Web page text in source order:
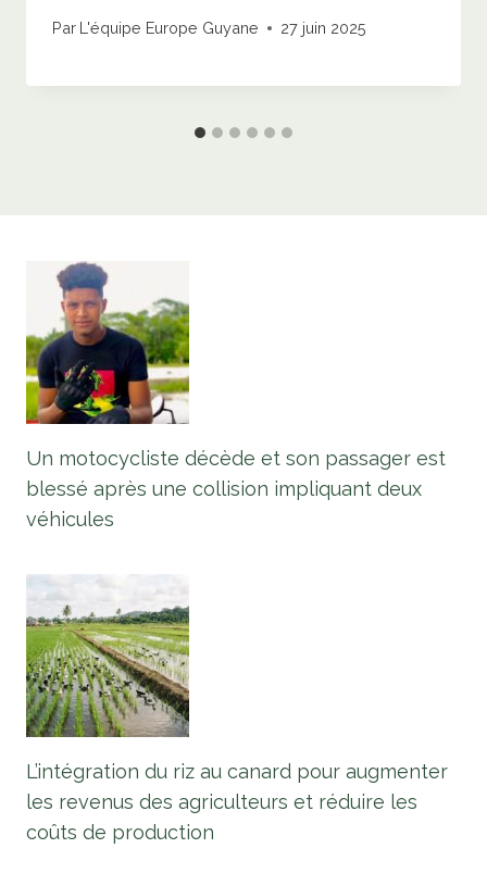
Par L'équipe Europe Guyane 27 juin 2025
Un motocycliste décède et son passager est
blessé après une collision impliquant deux
véhicules
L’intégration du riz au canard pour augmenter
les revenus des agriculteurs et réduire les
coûts de production